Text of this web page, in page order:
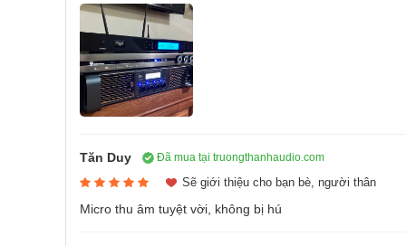
Tăn Duy Đã mua tại truongthanhaudio.com
Sẽ giới thiệu cho bạn bè, người thân
Micro thu âm tuyệt vời, không bị hú